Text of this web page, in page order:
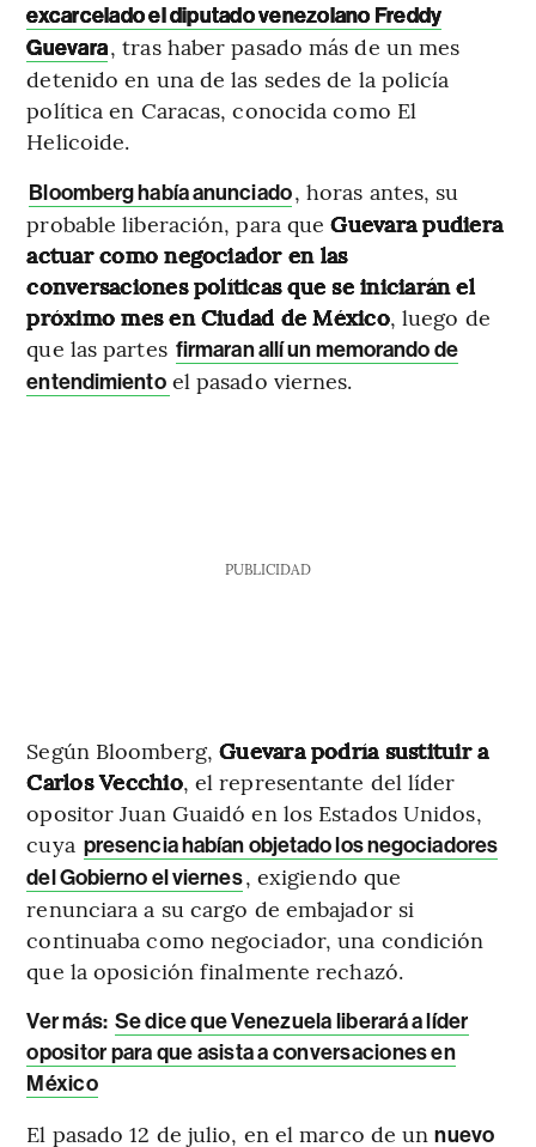
excarcelado el diputado venezolano Freddy
Guevara, tras haber pasado más de un mes
detenido en una de las sedes de la policía
política en Caracas, conocida como El
Helicoide.
Bloomberg había anunciado, horas antes, su
probable liberación, para queGuevara pudiera
actuar como negociador en las
conversaciones políticas que se iniciarán el
próximo mes en Ciudad de México, luego de
que las partes firmaran allí un memorando de
entendimiento el pasado viernes.
PUBLICIDAD
Según Bloomberg,Guevara podría sustituir a
Carlos Vecchio, el representante del líder
opositor Juan Guaidó en los Estados Unidos,
cuya presencia habían objetado los negociadores
del Gobierno el viernes, exigiendo que
renunciara a su cargo de embajador si
continuaba como negociador, una condición
que la oposición finalmente rechazó.
Ver más: Se dice que Venezuela liberará a líder
opositor para que asista a conversaciones en
México
El pasado 12 de julio, en el marco de un nuevo